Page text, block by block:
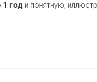
1 год и понятную,